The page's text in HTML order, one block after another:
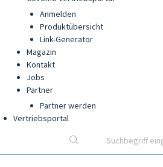
Anmelden
Produktübersicht
Link-Generator
Magazin
Kontakt
Jobs
Partner
Partner werden
Vertriebsportal